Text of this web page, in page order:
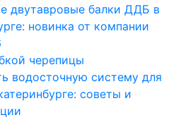
двутавровые балки ДДБ в
новинка от компании
черепицы
водосточную систему для
советы и